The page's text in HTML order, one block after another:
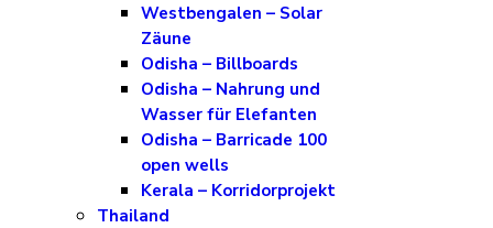
Westbengalen – Solar
Zäune
Odisha – Billboards
Odisha – Nahrung und
Wasser für Elefanten
Odisha – Barricade 100
open wells
Kerala – Korridorprojekt
Thailand